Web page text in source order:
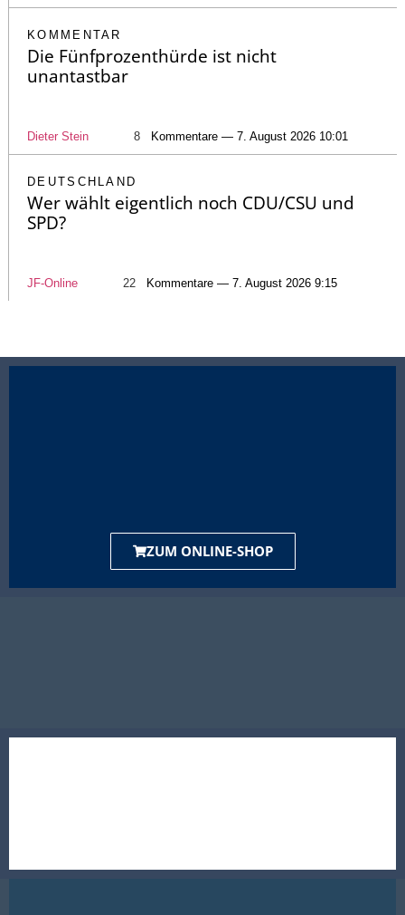
KOMMENTAR
Die Fünfprozenthürde ist nicht
unantastbar
Dieter Stein 8 Kommentare — 7. August 2026 10:01
DEUTSCHLAND
Wer wählt eigentlich noch CDU/CSU und
SPD?
JF-Online 22 Kommentare — 7. August 2026 9:15
ZUM ONLINE-SHOP